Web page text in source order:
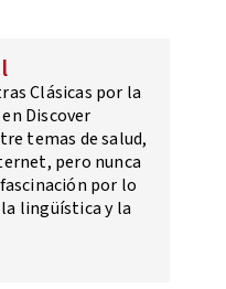
Clásicas por la
Discover
temas de salud,
pero nunca
por lo
lingüística y la